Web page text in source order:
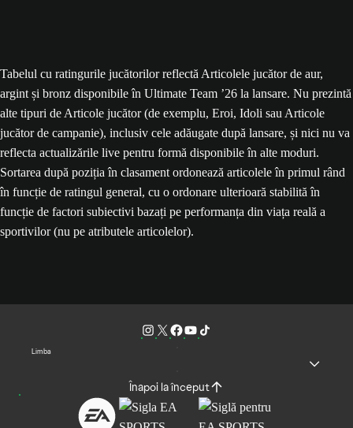
Tabelul cu ratingurile jucătorilor reflectă Articolele jucător de aur,
argint și bronz disponibile în Ultimate Team ’26 la lansare. Nu prezintă
alte tipuri de Articole jucător (de exemplu, Eroi, Idoli sau Articole
jucător de campanie), inclusiv cele adăugate după lansare, și nici nu va
reflecta actualizările live pentru formă disponibile în alte moduri.
Sortarea după poziția în clasament ordonează articolele în primul rând
în funcție de ratingul general, cu o ordonare ulterioară stabilită în
funcție de factori subiectivi bazați pe performanța din viața reală a
sportivilor (nu pe atributele articolelor).
Limba
Înapoi la început